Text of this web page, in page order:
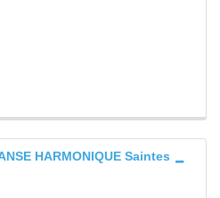
HARMONIQUE Saintes